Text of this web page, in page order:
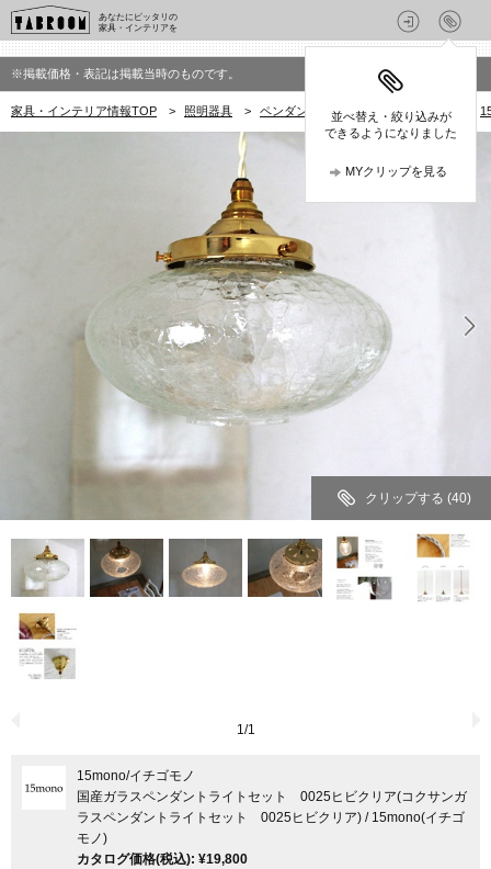
あなたにピッタリの
家具・インテリアを
並べ替え・絞り込みが
できるようになりました
MYクリップを見る
※掲載価格・表記は掲載当時のものです。
家具・インテリア情報TOP > 照明器具 > ペンダントライト・ペンダント照明
クリップする (40)
1/1
15mono/イチゴモノ
国産ガラスペンダントライトセット 0025ヒビクリア(コクサンガ
ラスペンダントライトセット 0025ヒビクリア) / 15mono(イチゴ
モノ)
カタログ価格(税込): ¥19,800